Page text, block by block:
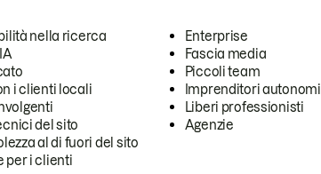
nella ricerca
i clienti locali
del sito
al di fuori del sito
per i clienti
Enterprise
Fascia media
Piccoli team
Imprenditori autonomi
Liberi professionisti
Agenzie